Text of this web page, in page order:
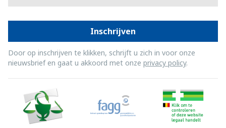
Inschrijven
Door op inschrijven te klikken, schrijft u zich in voor onze
nieuwsbrief en gaat u akkoord met onze privacy policy.